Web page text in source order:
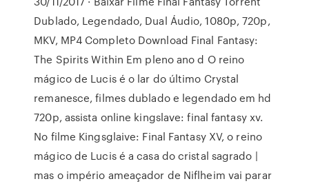
Dublado, Legendado, Dual Áudio, 1080p, 720p,
MKV, MP4 Completo Download Final Fantasy:
The Spirits Within Em pleno ano d O reino
mágico de Lucis é o lar do último Crystal
remanesce, filmes dublado e legendado em hd
720p, assista online kingslave: final fantasy xv.
No filme Kingsglaive: Final Fantasy XV, o reino
mágico de Lucis é a casa do cristal sagrado |
mas o império ameaçador de Niflheim vai parar